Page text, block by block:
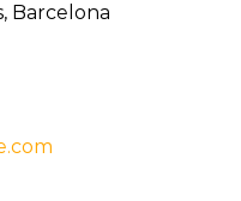
Barcelona